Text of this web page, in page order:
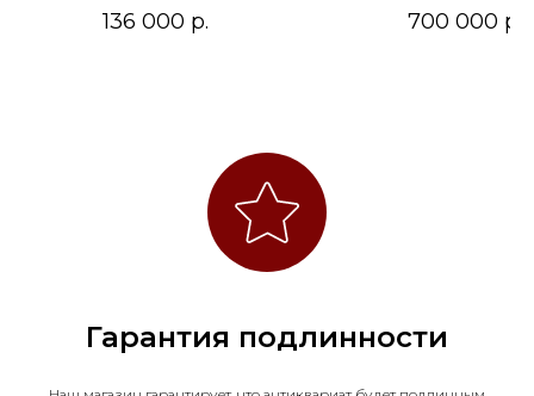
гербом Герцогства Буковины внутри
136 000 р. 700 000 р.
Гарантия подлинности